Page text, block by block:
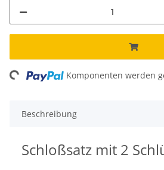
Komponenten werden
Beschreibung
Schloßsatz mit 2